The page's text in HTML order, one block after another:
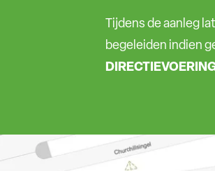
Tijdens de aanleg
begeleiden indien